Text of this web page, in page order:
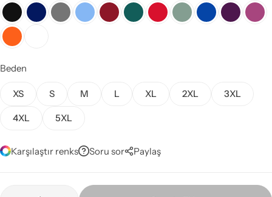
Beden
XS S M L XL 2XL 3XL
4XL 5XL
Karşılaştır renks Soru sor Paylaş